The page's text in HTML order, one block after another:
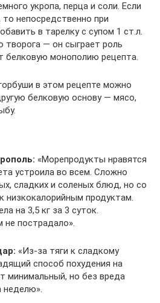
укропа, перца и соли. Если
непосредственно при
в тарелку с супом 1 ст.л.
творога — он сыграет роль
белковую монополию рецепта.
в этом рецепте можно
белковую основу — мясо,
«Морепродукты нравятся
устроила во всем. Сложно
сладких и соленых блюд, но со
низкокалорийным продуктам.
на 3,5 кг за 3 суток.
не пострадало».
«Из-за тяги к сладкому
способ похудения на
минимальный, но без вреда
неделю».